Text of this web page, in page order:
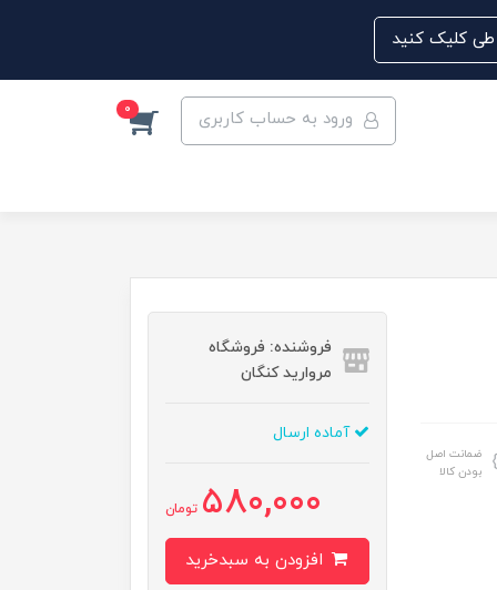
ورود به حساب کاربری 0
ضمانت اصل
بودن کالا
فروشنده: فروشگاه
مروارید کنگان
آماده ارسال
580,000 تومان